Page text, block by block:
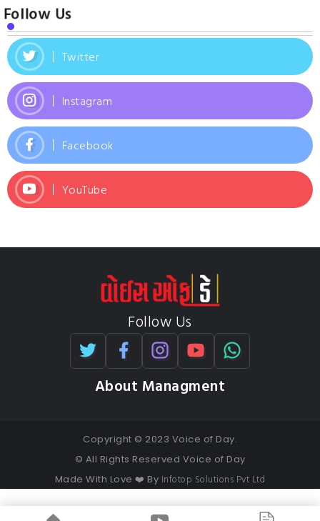
Follow Us
Twitter
Instagram
Facebook
YouTube
Follow Us
About Managment
Copyright © 2023 Voice of Day.
© All Rights Reserved Voice of Day
Made With Love ❤️ By Infotop Solutions Pvt Ltd